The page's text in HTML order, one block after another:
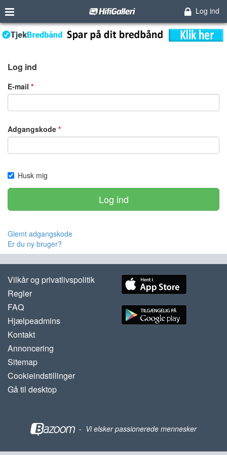
Log ind
Log ind
E-mail
Adgangskode
Husk mig
Log ind
Glemt adgangskode
Er du ny bruger?
Vilkår og privatlivspolitik
Regler
FAQ
Hjælpeadmins
Kontakt
Annoncering
Sitemap
Cookieindstillinger
Gå til desktop
- Vi elsker passionerede mennesker